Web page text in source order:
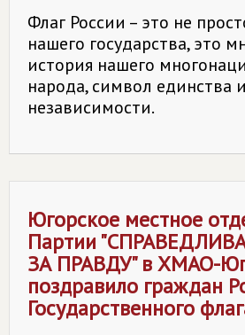
Флаг России – это не
нашего государства, это
история нашего
народа, символ единства и
независимости.
Югорское местное
Партии
ЗА ПРАВДУ" в ХМАО-
поздравило граждан
Государственного